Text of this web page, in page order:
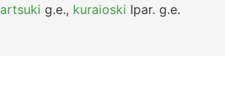
g.e., kuraioski Ipar. g.e.